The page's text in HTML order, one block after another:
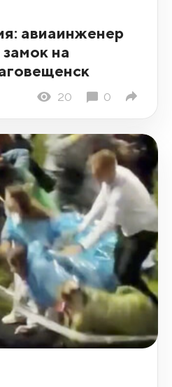
авиаинженер
на
20 0